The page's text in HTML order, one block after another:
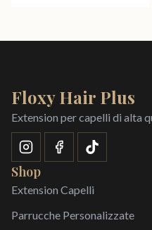
Floxy Hair Plus
Extension per capelli di alta
Shop
Extension Capelli
Parrucche Personalizzate